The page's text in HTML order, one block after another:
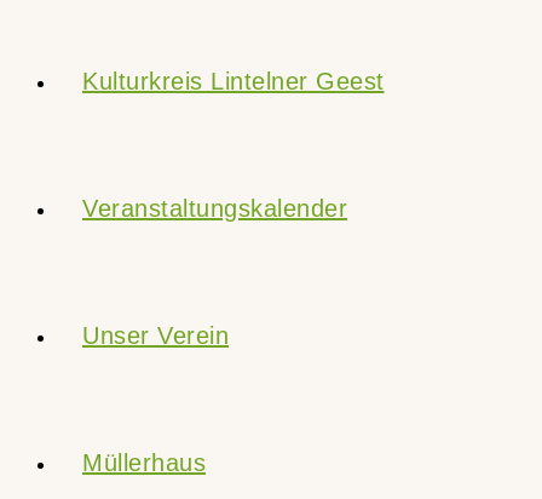
Kulturkreis Lintelner Geest
Veranstaltungskalender
Unser Verein
Müllerhaus